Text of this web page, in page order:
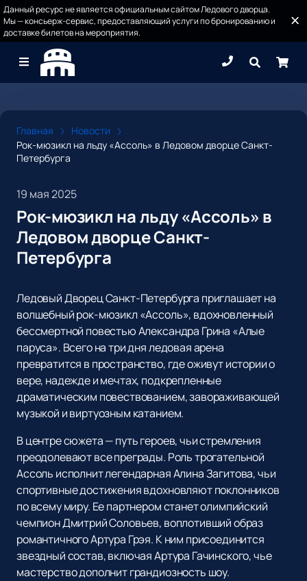
Данный ресурс не является официальным сайтом Ледового дворца.
Мы — консьерж-сервис, предоставляющий услуги по бронированию и
доставке билетов на мероприятия.
Главная
Новости
Рок-мюзикл на льду «Ассоль» в Ледовом дворце Санкт-
Петербурга
19 мая 2025
Рок-мюзикл на льду «Ассоль» в
Ледовом дворце Санкт-
Петербурга
Ледовый Дворец Санкт-Петербурга приглашает на
волшебный рок-мюзикл «Ассоль», вдохновленный
бессмертной повестью Александра Грина «Алые
паруса». Всего на три дня ледовая арена
превратится в пространство, где оживут истории о
вере, надежде и мечтах, подкрепленные
драматическим повествованием, завораживающей
музыкой и виртуозным катанием.
В центре сюжета — путь героев, чьи стремления
преодолевают все преграды. Роль трогательной
Ассоль исполнит легендарная Алина Загитова, чьи
спортивные достижения вдохновляют поклонников
по всему миру. Ее партнером станет олимпийский
чемпион Дмитрий Соловьев, воплотивший образ
романтичного Артура Грэя. К ним присоединится
звездный состав, включая Артура Гачинского, чье
мастерство дополнит грандиозность шоу.